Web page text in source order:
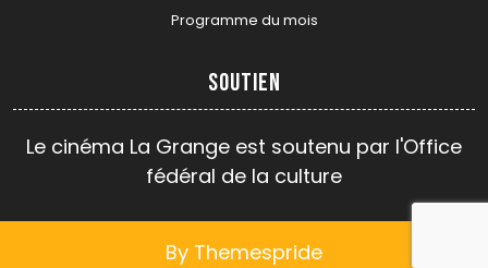
Programme du mois
Soutien
Le cinéma La Grange est soutenu par l'Office
fédéral de la culture
By Themespride